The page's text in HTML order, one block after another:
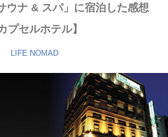
ウナ & スパ」に宿泊した感想
プセルホテル】
LIFE NOMAD